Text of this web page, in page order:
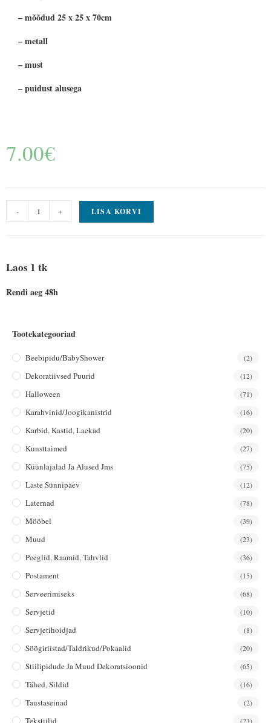
– mõõdud 25 x 25 x 70cm
– metall
– must
– puidust alusega
7.00€
- + LISA KORVI
Laos 1 tk
Rendi aeg 48h
Tootekategooriad
Beebipidu/BabyShower (2)
Dekoratiivsed Puurid (12)
Halloween (71)
Karahvinid/joogikanistrid (16)
Karbid, Kastid, Laekad (20)
Kunsttaimed (27)
Küünlajalad Ja Alused Jms (75)
Laste Sünnipäev (12)
Laternad (78)
Mööbel (39)
Muud (23)
Peeglid, Raamid, Tahvlid (36)
Postament (15)
Serveerimiseks (68)
Servjetid (10)
Servjetihoidjad (8)
Söögiriistad/taldrikud/pokaalid (20)
Stiilipidude Ja Muud Dekoratsioonid (65)
Tähed, Sildid (16)
Taustaseinad (2)
Tekstiilid (23)